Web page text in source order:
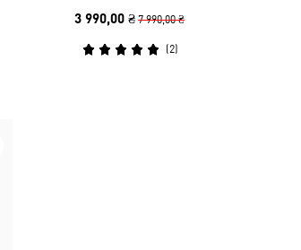
3 990,00 ₴ 7 990,00 ₴
(2)